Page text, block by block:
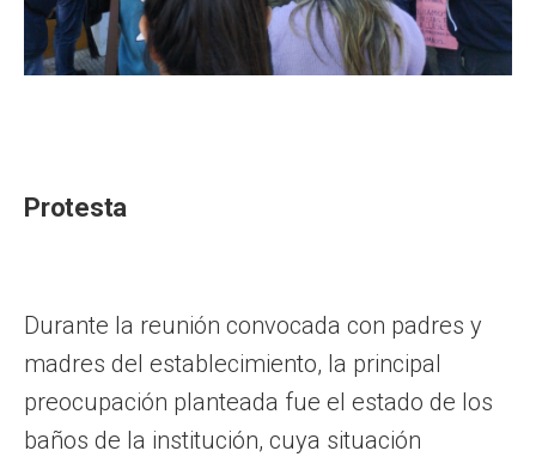
Protesta
Durante la reunión convocada con padres y
madres del establecimiento, la principal
preocupación planteada fue el estado de los
baños de la institución, cuya situación